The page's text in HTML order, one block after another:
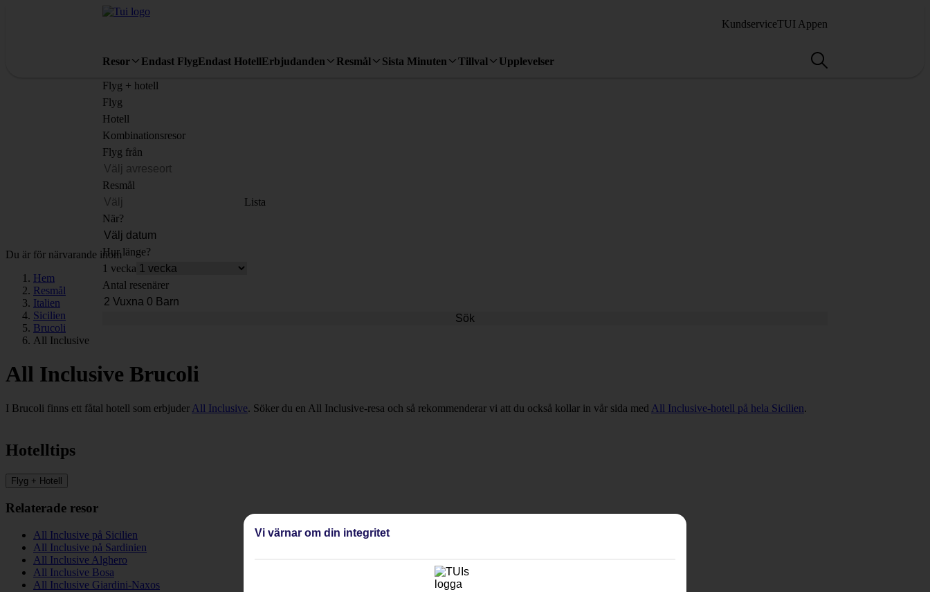
KundserviceTUI Appen
Resor Endast FlygEndast HotellErbjudanden Resmål Sista Minuten Tillval Upplevelser
Flyg + hotell
Flyg
Hotell
Kombinationsresor
Flyg från
Resmål
Lista
När?
Hur länge?
1 vecka
Antal resenärer
Sök
Du är för närvarande inom
Hem
Resmål
Italien
Sicilien
Brucoli
All Inclusive
All Inclusive Brucoli
I Brucoli finns ett fåtal hotell som erbjuder All Inclusive. Söker du en All Inclusive-resa och så rekommenderar vi att du också kollar in vår sida med All Inclusive-hotell på hela Sicilien.
Hotelltips
Flyg + Hotell
Relaterade resor
All Inclusive på Sicilien
All Inclusive på Sardinien
All Inclusive Alghero
All Inclusive Bosa
All Inclusive Giardini-Naxos
Vi värnar om din integritet